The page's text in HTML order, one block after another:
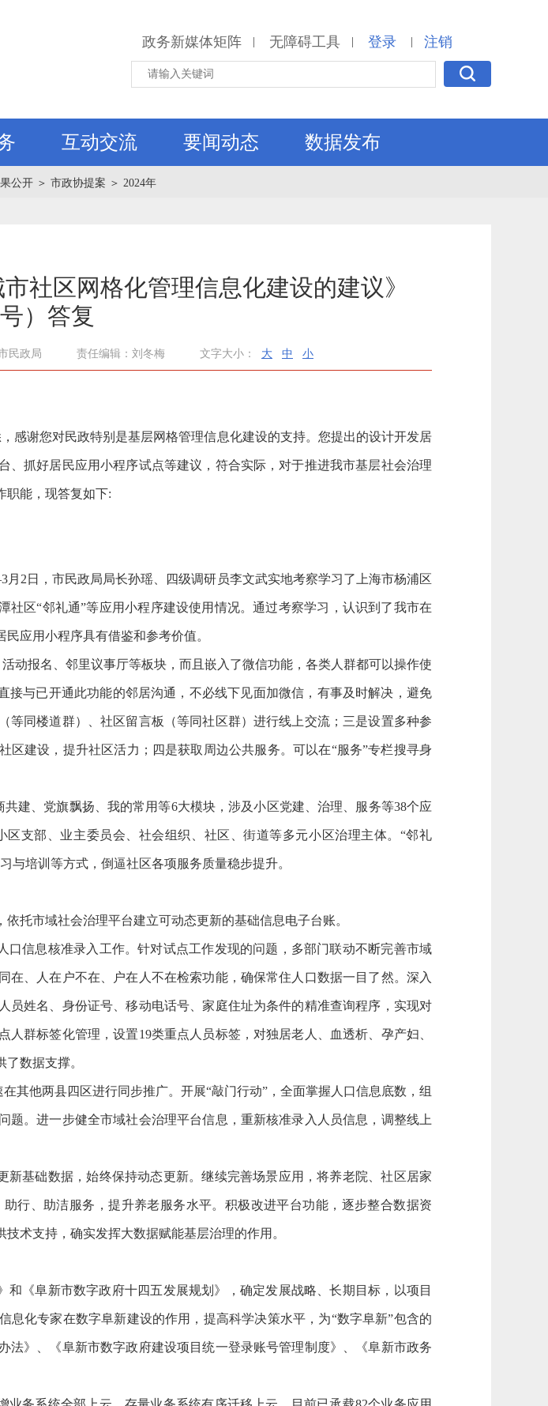
政务新媒体矩阵 | 无障碍工具 | 登录 | 注销
互动交流 要闻动态 数据发布
公开 ＞ 市政协提案 ＞ 2024年
社区网格化管理信息化建设的建议》
号）答复
民政局 责任编辑：刘冬梅 文字大小： 大 中 小
谢您对民政特别是基层网格管理信息化建设的支持。您提出的设计开发居
抓好居民应用小程序试点等建议，符合实际，对于推进我市基层社会治理
职能，现答复如下:
日，市民政局局长孙瑶、四级调研员李文武实地考察学习了上海市杨浦区
区“邻礼通”等应用小程序建设使用情况。通过考察学习，认识到了我市在
应用小程序具有借鉴和参考价值。
报名、邻里议事厅等板块，而且嵌入了微信功能，各类人群都可以操作使
接与已开通此功能的邻居沟通，不必线下见面加微信，有事及时解决，避免
同楼道群）、社区留言板（等同社区群）进行线上交流；三是设置多种参
建设，提升社区活力；四是获取周边公共服务。可以在“服务”专栏搜寻身
、党旗飘扬、我的常用等6大模块，涉及小区党建、治理、服务等38个应
支部、业主委员会、社会组织、社区、街道等多元小区治理主体。“邻礼
与培训等方式，倒逼社区各项服务质量稳步提升。
市域社会治理平台建立可动态更新的基础信息电子台账。
信息核准录入工作。针对试点工作发现的问题，多部门联动不断完善市域
、人在户不在、户在人不在检索功能，确保常住人口数据一目了然。深入
姓名、身份证号、移动电话号、家庭住址为条件的精准查询程序，实现对
群标签化管理，设置19类重点人员标签，对独居老人、血透析、孕产妇、
数据支撑。
他两县四区进行同步推广。开展“敲门行动”，全面掌握人口信息底数，组
。进一步健全市域社会治理平台信息，重新核准录入人员信息，调整线上
基础数据，始终保持动态更新。继续完善场景应用，将养老院、社区居家
行、助洁服务，提升养老服务水平。积极改进平台功能，逐步整合数据资
术支持，确实发挥大数据赋能基层治理的作用。
《阜新市数字政府十四五发展规划》，确定发展战略、长期目标，以项目
化专家在数字阜新建设的作用，提高科学决策水平，为“数字阜新”包含的
》、《阜新市数字政府建设项目统一登录账号管理制度》、《阜新市政务